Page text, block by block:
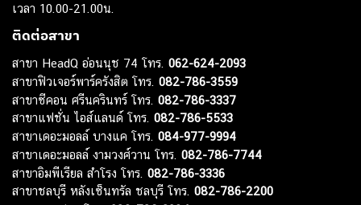
เวลา 10.00-21.00น.
ติดต่อสาขา
สาขา HeadQ อ่อนนุช 74 โทร. 062-624-2093
สาขาฟิวเจอร์พาร์ครังสิต โทร. 082-786-3559
สาขาซีคอน ศรีนครินทร์ โทร. 082-786-3337
สาขาแฟชั่น ไอส์แลนด์ โทร. 082-786-5533
สาขาเดอะมอลล์ บางแค โทร. 084-977-9994
สาขาเดอะมอลล์ งามวงศ์วาน โทร. 082-786-7744
สาขาอิมพีเรียล สำโรง โทร. 082-786-3336
สาขาชลบุรี หลังเซ็นทรัล ชลบุรี โทร. 082-786-2200